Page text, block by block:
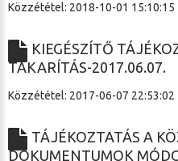
Közzététel: 2018-10-01 15:10:15
KIEGÉSZÍTŐ
TAKARÍTÁS-2017.06.07.
Közzététel: 2017-06-07 22:53:02
TÁJÉKOZTATÁS A
DOKUMENTUMOK